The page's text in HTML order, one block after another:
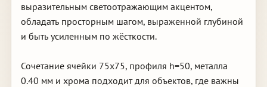
выразительным светоотражающим акцентом,
обладать просторным шагом, выраженной глубиной
и быть усиленным по жёсткости.
Сочетание ячейки 75х75, профиля h=50, металла
0.40 мм и хрома подходит для объектов, где важны